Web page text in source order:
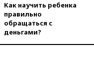
Как научить ребенка
правильно
обращаться с
деньгами?